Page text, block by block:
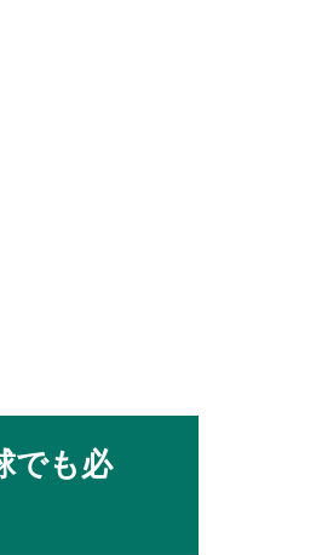
をしよう！
っかりと準備をしておきた
介します
上手くいかない原因にはど
でも必